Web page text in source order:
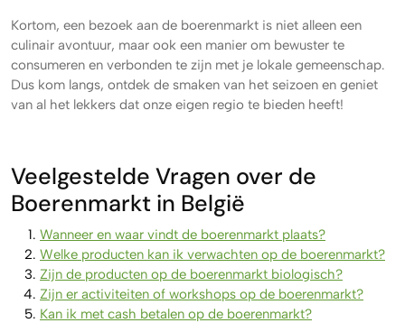
Kortom, een bezoek aan de boerenmarkt is niet alleen een
culinair avontuur, maar ook een manier om bewuster te
consumeren en verbonden te zijn met je lokale gemeenschap.
Dus kom langs, ontdek de smaken van het seizoen en geniet
van al het lekkers dat onze eigen regio te bieden heeft!
Veelgestelde Vragen over de
Boerenmarkt in België
Wanneer en waar vindt de boerenmarkt plaats?
Welke producten kan ik verwachten op de boerenmarkt?
Zijn de producten op de boerenmarkt biologisch?
Zijn er activiteiten of workshops op de boerenmarkt?
Kan ik met cash betalen op de boerenmarkt?